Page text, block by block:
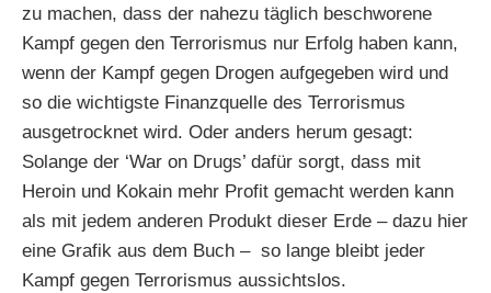
zu machen, dass der nahezu täglich beschworene
Kampf gegen den Terrorismus nur Erfolg haben kann,
wenn der Kampf gegen Drogen aufgegeben wird und
so die wichtigste Finanzquelle des Terrorismus
ausgetrocknet wird. Oder anders herum gesagt:
Solange der ‘War on Drugs’ dafür sorgt, dass mit
Heroin und Kokain mehr Profit gemacht werden kann
als mit jedem anderen Produkt dieser Erde – dazu hier
eine Grafik aus dem Buch – so lange bleibt jeder
Kampf gegen Terrorismus aussichtslos.